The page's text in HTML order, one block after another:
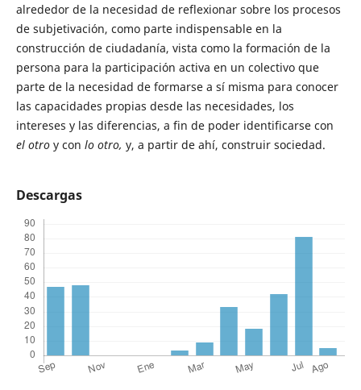
alrededor de la necesidad de reflexionar sobre los procesos
de subjetivación, como parte indispensable en la
construcción de ciudadanía, vista como la formación de la
persona para la participación activa en un colectivo que
parte de la necesidad de formarse a sí misma para conocer
las capacidades propias desde las necesidades, los
intereses y las diferencias, a fin de poder identificarse con
el otroy con lo otro, y, a partir de ahí, construir sociedad.
Descargas